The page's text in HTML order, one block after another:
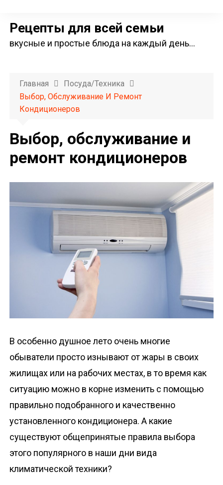
Рецепты для всей семьи
вкусные и простые блюда на каждый день…
Главная
Посуда/техника
Выбор, Обслуживание И Ремонт
Кондиционеров
Выбор, обслуживание и
ремонт кондиционеров
В особенно душное лето очень многие
обыватели просто изнывают от жары в своих
жилищах или на рабочих местах, в то время как
ситуацию можно в корне изменить с помощью
правильно подобранного и качественно
установленного кондиционера. А какие
существуют общепринятые правила выбора
этого популярного в наши дни вида
климатической техники?